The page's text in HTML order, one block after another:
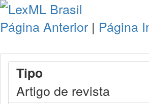
Página Anterior | Página
Tipo
Artigo de revista